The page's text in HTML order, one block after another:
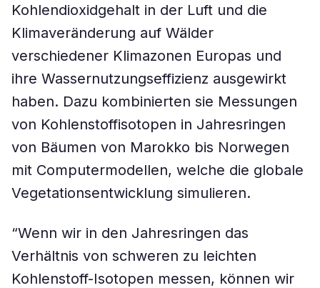
Kohlendioxidgehalt in der Luft und die
Klimaveränderung auf Wälder
verschiedener Klimazonen Europas und
ihre Wassernutzungseffizienz ausgewirkt
haben. Dazu kombinierten sie Messungen
von Kohlenstoffisotopen in Jahresringen
von Bäumen von Marokko bis Norwegen
mit Computermodellen, welche die globale
Vegetationsentwicklung simulieren.
“Wenn wir in den Jahresringen das
Verhältnis von schweren zu leichten
Kohlenstoff-Isotopen messen, können wir